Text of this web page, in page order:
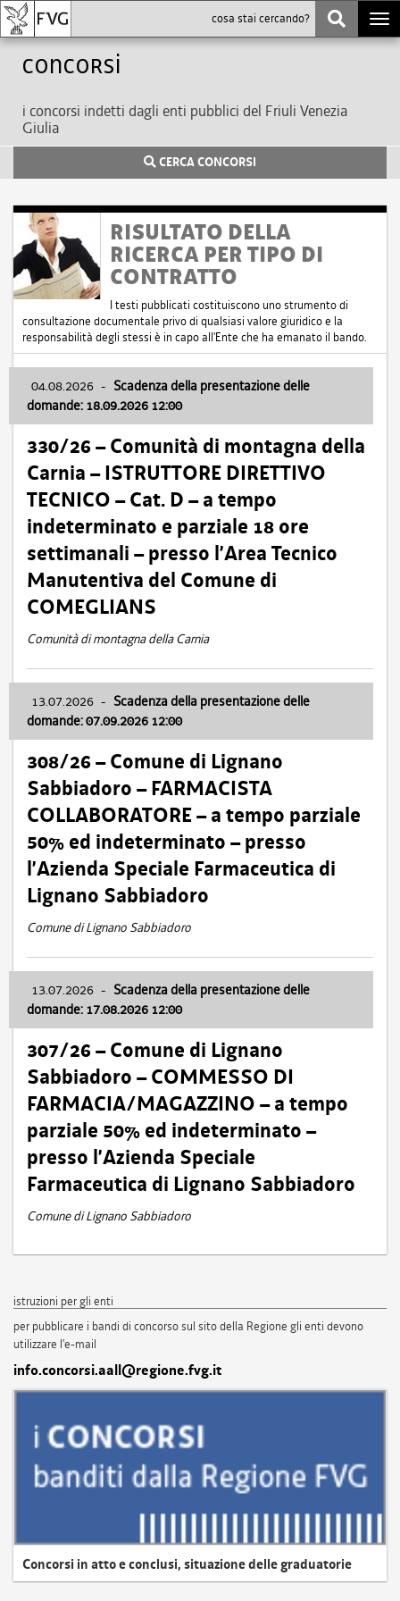
Concorsi
i concorsi indetti dagli enti pubblici del Friuli Venezia
Giulia
CERCA CONCORSI
RISULTATO DELLA
RICERCA PER TIPO DI
CONTRATTO
I testi pubblicati costituiscono uno strumento di
consultazione documentale privo di qualsiasi valore giuridico e la
responsabilità degli stessi è in capo all'Ente che ha emanato il bando.
04.08.2026 - Scadenza della presentazione delle
domande: 18.09.2026 12:00
330/26 – Comunità di montagna della
Carnia – ISTRUTTORE DIRETTIVO
TECNICO – Cat. D – a tempo
indeterminato e parziale 18 ore
settimanali – presso l’Area Tecnico
Manutentiva del Comune di
COMEGLIANS
Comunità di montagna della Carnia
13.07.2026 - Scadenza della presentazione delle
domande: 07.09.2026 12:00
308/26 – Comune di Lignano
Sabbiadoro – FARMACISTA
COLLABORATORE – a tempo parziale
50% ed indeterminato – presso
l’Azienda Speciale Farmaceutica di
Lignano Sabbiadoro
Comune di Lignano Sabbiadoro
13.07.2026 - Scadenza della presentazione delle
domande: 17.08.2026 12:00
307/26 – Comune di Lignano
Sabbiadoro – COMMESSO DI
FARMACIA/MAGAZZINO – a tempo
parziale 50% ed indeterminato –
presso l’Azienda Speciale
Farmaceutica di Lignano Sabbiadoro
Comune di Lignano Sabbiadoro
istruzioni per gli enti
per pubblicare i bandi di concorso sul sito della Regione gli enti devono
utilizzare l'e-mail
info.concorsi.aall@regione.fvg.it
Concorsi in atto e conclusi, situazione delle graduatorie